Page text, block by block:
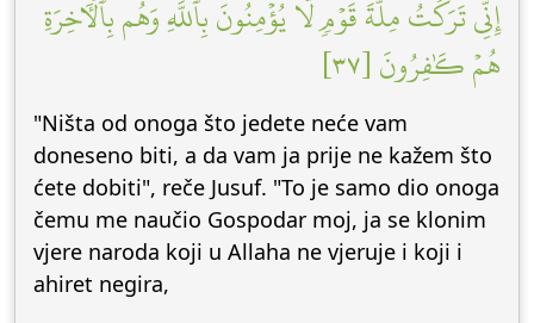
إِنِّي تَرَكۡتُ مِلَّةَ قَوۡمٖ لَّا يُؤۡمِنُونَ بِٱللَّهِ وَهُم بِٱلۡأٓخِرَةِ
هُمۡ كَٰفِرُونَ [٣٧]
"Ništa od onoga što jedete neće vam
doneseno biti, a da vam ja prije ne kažem što
ćete dobiti", reče Jusuf. "To je samo dio onoga
čemu me naučio Gospodar moj, ja se klonim
vjere naroda koji u Allaha ne vjeruje i koji i
ahiret negira,